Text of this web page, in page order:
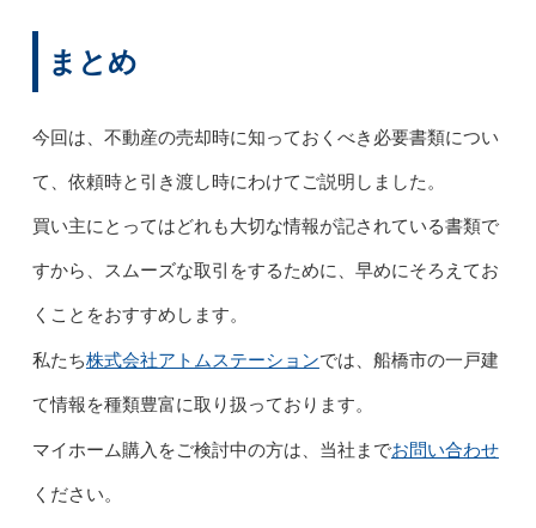
まとめ
今回は、不動産の売却時に知っておくべき必要書類につい
て、依頼時と引き渡し時にわけてご説明しました。
買い主にとってはどれも大切な情報が記されている書類で
すから、スムーズな取引をするために、早めにそろえてお
くことをおすすめします。
私たち株式会社アトムステーションでは、船橋市の一戸建
て情報を種類豊富に取り扱っております。
マイホーム購入をご検討中の方は、当社までお問い合わせ
ください。